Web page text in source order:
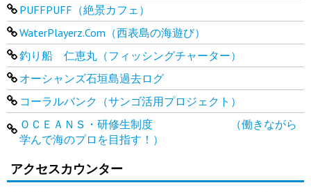
PUFFPUFF（絶景カフェ）
WaterPlayerz.Com（西表島の海遊び）
釣り船 仁恵丸（フィッシングチャーター）
オーシャンズ石垣島過去ログ
コーラルバンク（サンゴ活用プロジェクト）
ＯＣＥＡＮＳ・研修生制度 （働きながら
学んで海のプロを目指す！）
アクセスカウンター